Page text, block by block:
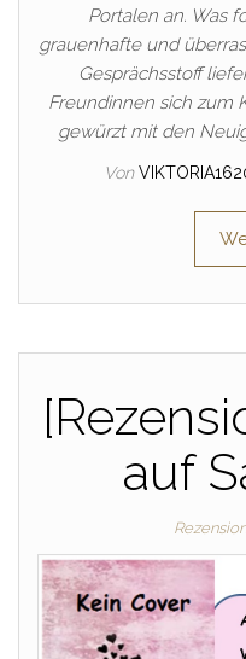
Portalen an. Was
grauenhafte und
Gesprächsstoff
Freundinnen sich zum
gewürzt mit den
Von
auf
Rezension